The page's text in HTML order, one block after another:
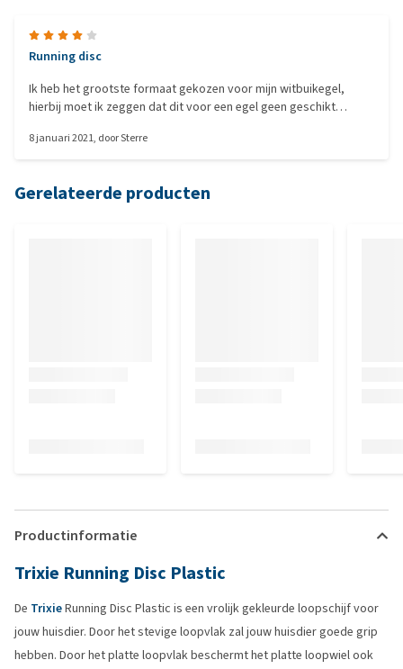
Running disc
Ik heb het grootste formaat gekozen voor mijn witbuikegel,
hierbij moet ik zeggen dat dit voor een egel geen geschikt
rennen, nu met knuffels en dingen geprobeerd hem zo stabiel
hem zeker aanraden voor kleine knaagdieren. Makkelijk schoon
8 januari 2021, doorSterre
Gerelateerde producten
Productinformatie
Trixie Running Disc Plastic
De TrixieRunning Disc Plastic is een vrolijk gekleurde loopschijf voor
jouw huisdier. Door het stevige loopvlak zal jouw huisdier goede grip
hebben. Door het platte loopvlak beschermt het platte loopwiel ook